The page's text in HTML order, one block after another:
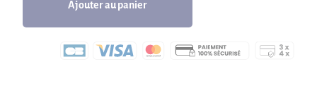
Ajouter au panier